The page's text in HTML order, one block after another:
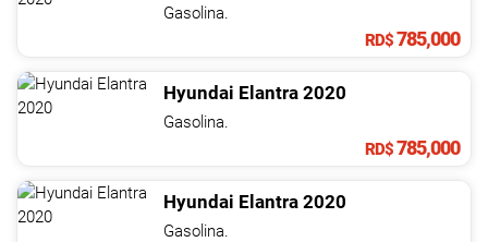
Gasolina.
RD$785,000
Hyundai Elantra 2020
Gasolina.
RD$785,000
Hyundai Elantra 2020
Gasolina.